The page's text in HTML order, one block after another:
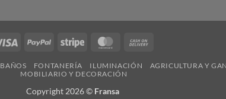
Visa PayPal Stripe MasterCard
Delivery
BAÑOS FONTANERÍA ILUMINACIÓN AGRICULTURA Y
MOBILIARIO Y DECORACIÓN
Copyright 2026 © Fransa